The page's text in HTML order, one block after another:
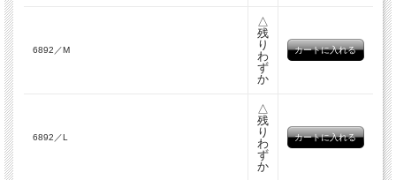
6892／M
△
残
り
わ
ず
か
6892／L
△
残
り
わ
ず
か